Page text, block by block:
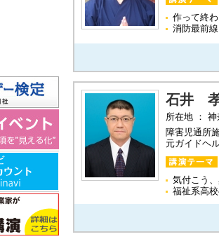
作って終
消防最前
石井
所在地 ：
障害児通所
元ガイドヘ
気付こう
福祉系高